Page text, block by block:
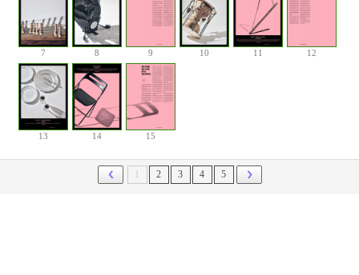
7 8 9 10 11 12
13 14 15
2 3 4 5